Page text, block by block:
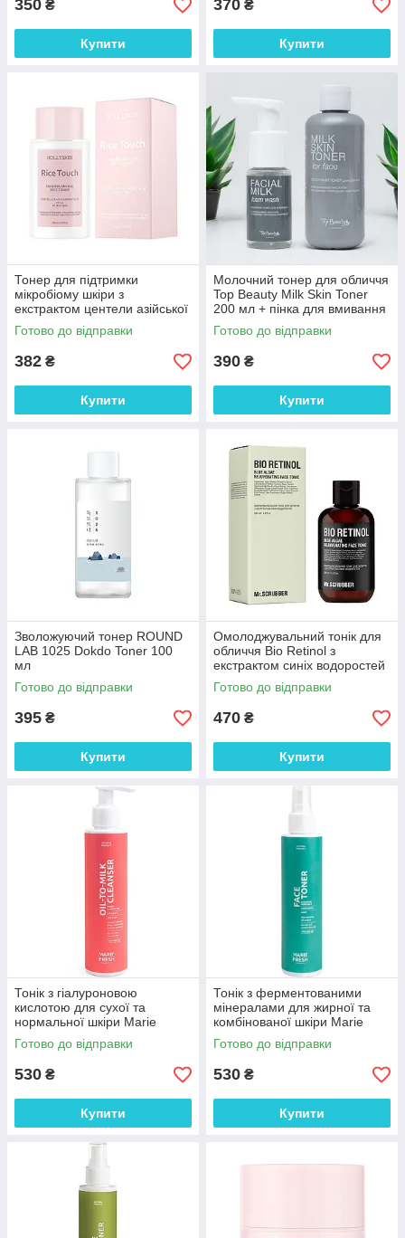
350 ₴
Купити
370 ₴
Купити
Тонер для підтримки
мікробіому шкіри з
екстрактом центели азійської
і рисом Rice Touch Hollyskin
200 мл
Готово до відправки
382 ₴
Купити
Молочний тонер для обличчя
Top Beauty Milk Skin Toner
200 мл + пінка для вмивання
50 мл
Готово до відправки
390 ₴
Купити
Зволожуючий тонер ROUND
LAB 1025 Dokdo Toner 100
мл
Готово до відправки
395 ₴
Купити
Омолоджувальний тонік для
обличчя Bio Retinol з
екстрактом синіх водоростей
Mr.SCRUBBER 200 мл
Готово до відправки
470 ₴
Купити
Тонік з гіалуроновою
кислотою для сухої та
нормальної шкіри Marie
Fresh Cosmetics 150 мл
Готово до відправки
530 ₴
Купити
Тонік з ферментованими
мінералами для жирної та
комбінованої шкіри Marie
Fresh Cosmetics 150 мл
Готово до відправки
530 ₴
Купити